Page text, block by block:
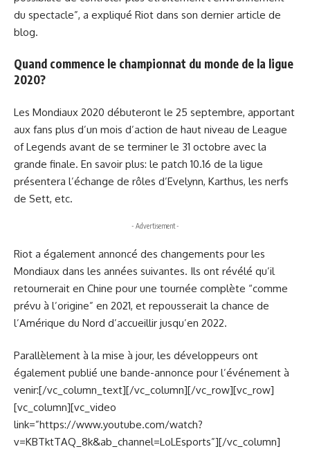
du spectacle”, a expliqué Riot dans son dernier article de
blog.
Quand commence le championnat du monde de la ligue
2020?
Les Mondiaux 2020 débuteront le 25 septembre, apportant
aux fans plus d’un mois d’action de haut niveau de League
of Legends avant de se terminer le 31 octobre avec la
grande finale. En savoir plus: le patch 10.16 de la ligue
présentera l’échange de rôles d’Evelynn, Karthus, les nerfs
de Sett, etc.
- Advertisement -
Riot a également annoncé des changements pour les
Mondiaux dans les années suivantes. Ils ont révélé qu’il
retournerait en Chine pour une tournée complète “comme
prévu à l’origine” en 2021, et repousserait la chance de
l’Amérique du Nord d’accueillir jusqu’en 2022.
Parallèlement à la mise à jour, les développeurs ont
également publié une bande-annonce pour l’événement à
venir:[/vc_column_text][/vc_column][/vc_row][vc_row]
[vc_column][vc_video
link=”https://www.youtube.com/watch?
v=KBTktTAQ_8k&ab_channel=LoLEsports”][/vc_column]